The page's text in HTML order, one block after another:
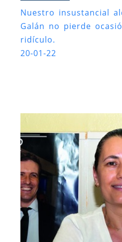
Nuestro insustancial
Galán no pierde
ridículo.
20-01-22